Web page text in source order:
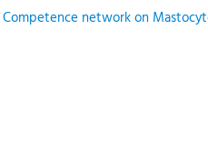
network on